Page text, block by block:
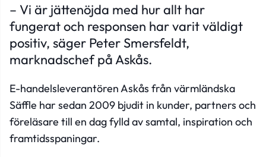
– Vi är jättenöjda med hur allt har
fungerat och responsen har varit väldigt
positiv, säger Peter Smersfeldt,
marknadschef på Askås.
E-handelsleverantören Askås från värmländska
Säffle har sedan 2009 bjudit in kunder, partners och
föreläsare till en dag fylld av samtal, inspiration och
framtidsspaningar.